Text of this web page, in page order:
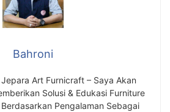
Bahroni
Art Furnicraft – Saya Akan
Solusi & Edukasi Furniture
Pengalaman Sebagai